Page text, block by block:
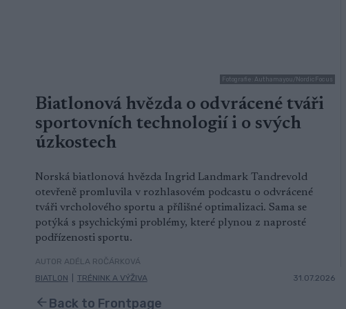
Fotografie: Authamayou/NordicFocus
Biatlonová hvězda o odvrácené tváři
sportovních technologií i o svých
úzkostech
Norská biatlonová hvězda Ingrid Landmark Tandrevold
otevřeně promluvila v rozhlasovém podcastu o odvrácené
tváři vrcholového sportu a přílišné optimalizaci. Sama se
potýká s psychickými problémy, které plynou z naprosté
podřízenosti sportu.
AUTOR ADÉLA ROČÁRKOVÁ
BIATLON
TRÉNINK A VÝŽIVA 31.07.2026
Back to Frontpage